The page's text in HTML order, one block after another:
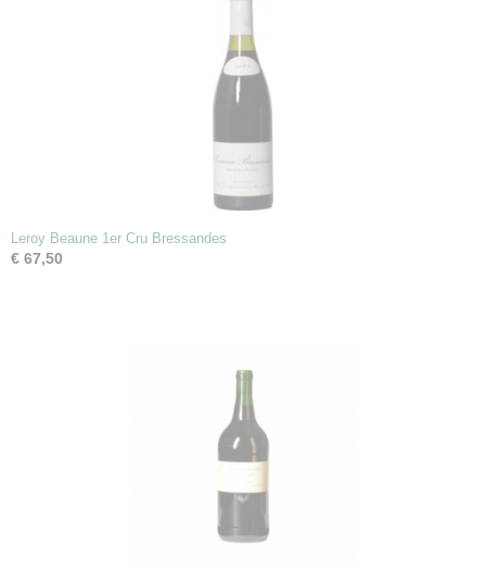
Leroy Beaune 1er Cru Bressandes
€ 67,50